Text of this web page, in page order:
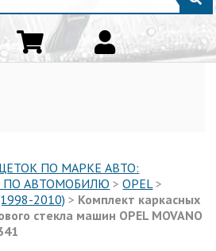
ПО МАРКЕ АВТО:
АВТОМОБИЛЮ >OPEL>
2010) > Комплект каркасных
стекла машин OPEL MOVANO